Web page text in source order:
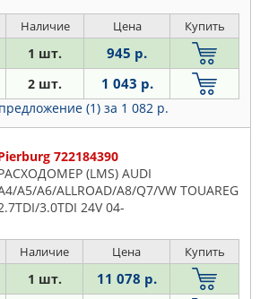
Наличие Цена Купить
1 шт. 945 р.
2 шт. 1 043 р.
(1) за 1 082 р.
722184390
(LMS) AUDI
A5/A6/ALLROAD/A8/Q7/VW TOUAREG
3.0TDI 24V 04-
Наличие Цена Купить
1 шт. 11 078 р.